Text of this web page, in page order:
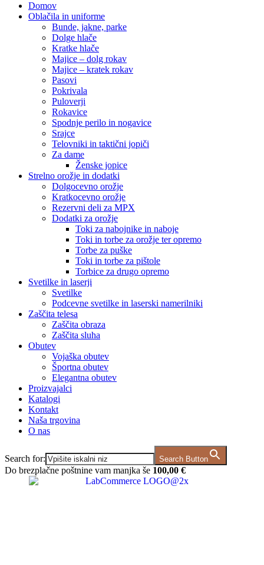
Domov
Oblačila in uniforme
Bunde, jakne, parke
Dolge hlače
Kratke hlače
Majice – dolg rokav
Majice – kratek rokav
Pasovi
Pokrivala
Puloverji
Rokavice
Spodnje perilo in nogavice
Srajce
Telovniki in taktični jopiči
Za dame
Ženske jopice
Strelno orožje in dodatki
Dolgocevno orožje
Kratkocevno orožje
Rezervni deli za MPX
Dodatki za orožje
Toki za nabojnike in naboje
Toki in torbe za orožje ter opremo
Torbe za puške
Toki in torbe za pištole
Torbice za drugo opremo
Svetilke in laserji
Svetilke
Podcevne svetilke in laserski namerilniki
Zaščita telesa
Zaščita obraza
Zaščita sluha
Obutev
Vojaška obutev
Športna obutev
Elegantna obutev
Proizvajalci
Katalogi
Kontakt
Naša trgovina
O nas
Search for: Search Button
Do brezplačne poštnine vam manjka še 100,00 €